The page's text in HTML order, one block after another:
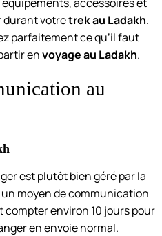
durant votretrek au Ladakh.
parfaitement ce qu’il faut
envoyage au Ladakh.
au
est plutôt bien géré par la
moyen de communication
environ 10 jours pour
en envoie normal.